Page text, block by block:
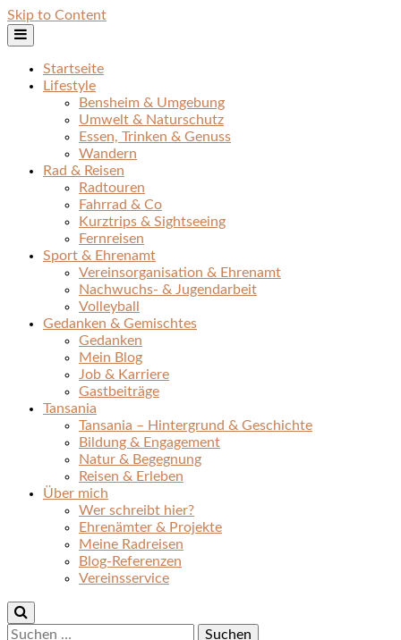
Skip to Content
Startseite
Lifestyle
Bensheim & Umgebung
Umwelt & Naturschutz
Essen, Trinken & Genuss
Wandern
Rad & Reisen
Radtouren
Fahrrad & Co
Kurztrips & Sightseeing
Fernreisen
Sport & Ehrenamt
Vereinsorganisation & Ehrenamt
Nachwuchs- & Jugendarbeit
Volleyball
Gedanken & Gemischtes
Gedanken
Mein Blog
Job & Karriere
Gastbeiträge
Tansania
Tansania – Hintergrund & Geschichte
Bildung & Engagement
Natur & Begegnung
Reisen & Erleben
Über mich
Wer schreibt hier?
Ehrenämter & Projekte
Meine Radreisen
Blog-Referenzen
Vereinsservice
Suchen